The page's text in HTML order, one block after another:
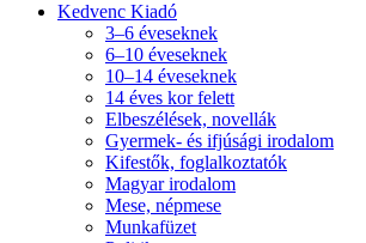
Kedvenc Kiadó
3–6 éveseknek
6–10 éveseknek
10–14 éveseknek
14 éves kor felett
Elbeszélések, novellák
Gyermek- és ifjúsági irodalom
Kifestők, foglalkoztatók
Magyar irodalom
Mese, népmese
Munkafüzet